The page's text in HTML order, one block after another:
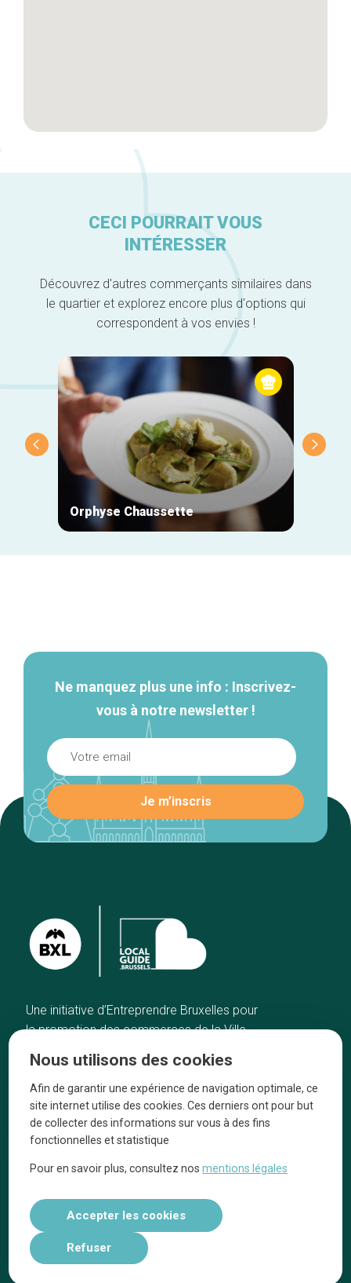
CECI POURRAIT VOUS
INTÉRESSER
Découvrez d'autres commerçants similaires dans
le quartier et explorez encore plus d'options qui
correspondent à vos envies !
Orphyse Chaussette
Ne manquez plus une info : Inscrivez-
vous à notre newsletter !
Une initiative d’Entreprendre Bruxelles pour
la promotion des commerces de la Ville
Accueil
Bonnes adresses
Quartiers
Blog
Tops 10
Artisans
A propos
On parle de nous
Nous utilisons des cookies
Afin de garantir une expérience de navigation optimale, ce
site internet utilise des cookies. Ces derniers ont pour but
de collecter des informations sur vous à des fins
fonctionnelles et statistique
Pour en savoir plus, consultez nosmentions légales
Accepter les cookies
Refuser